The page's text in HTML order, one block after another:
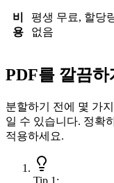
비
용
평생 무료, 할당
없음
PDF를 깔끔하
분할하기 전에 몇 가
일 수 있습니다. 정확
적용하세요.
Tip 1 :